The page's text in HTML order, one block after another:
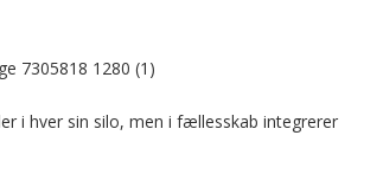
i hver sin silo, men i fællesskab integrerer